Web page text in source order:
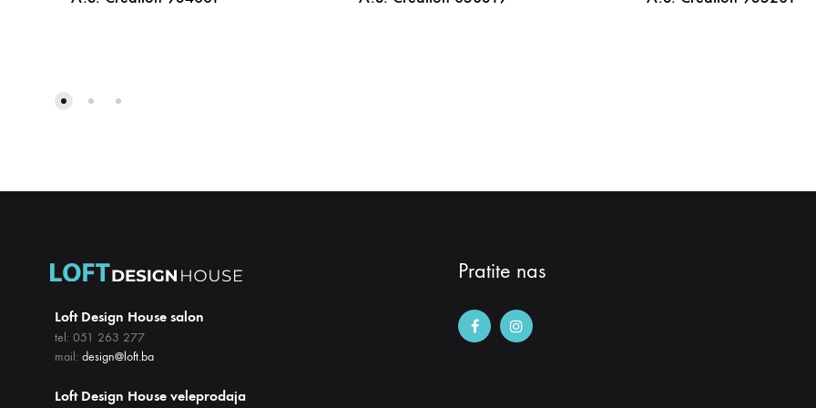
Loft Design House salon
tel: 051 263 277
mail: design@loft.ba
Loft Design House veleprodaja
Pratite nas